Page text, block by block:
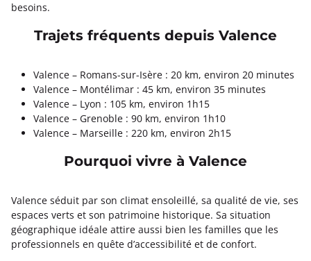
besoins.
Trajets fréquents depuis Valence
Valence – Romans-sur-Isère : 20 km, environ 20 minutes
Valence – Montélimar : 45 km, environ 35 minutes
Valence – Lyon : 105 km, environ 1h15
Valence – Grenoble : 90 km, environ 1h10
Valence – Marseille : 220 km, environ 2h15
Pourquoi vivre à Valence
Valence séduit par son climat ensoleillé, sa qualité de vie, ses
espaces verts et son patrimoine historique. Sa situation
géographique idéale attire aussi bien les familles que les
professionnels en quête d’accessibilité et de confort.